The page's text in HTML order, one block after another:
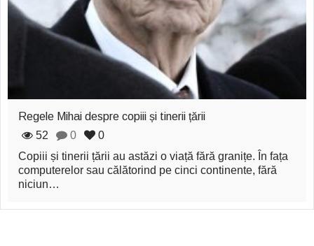
Wenonah
Gest din disperare
Băuturile în Bulgaria
Uimitoarea viaţă a
Teresei Neumann
Îngeri pe Marte
Regele Mihai despre copiii și tinerii țării
52
0
0
Copiii și tinerii țării au astăzi o viață fără granițe. În fața
computerelor sau călătorind pe cinci continente, fără
niciun…